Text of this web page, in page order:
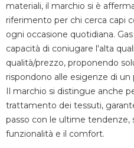
materiali, il marchio si è
riferimento per chi cerca capi
ogni occasione quotidiana.
capacità di coniugare l'alta
qualità/prezzo, proponendo
rispondono alle esigenze di
Il marchio si distingue anche
trattamento dei tessuti,
passo con le ultime
funzionalità e il comfort.